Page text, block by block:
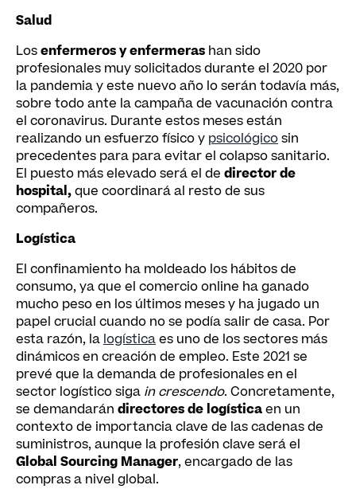
Salud
Losenfermeros y enfermeras han sido
profesionales muy solicitados durante el 2020 por
la pandemia y este nuevo año lo serán todavía más,
sobre todo ante la campaña de vacunación contra
el coronavirus. Durante estos meses están
realizando un esfuerzo físico y psicológicosin
precedentes para para evitar el colapso sanitario.
El puesto más elevado será el de director de
hospital,que coordinará al resto de sus
compañeros.
Logística
El confinamiento ha moldeado los hábitos de
consumo, ya que el comercio online ha ganado
mucho peso en los últimos meses y ha jugado un
papel crucial cuando no se podía salir de casa. Por
esta razón, la logísticaes uno de los sectores más
dinámicos en creación de empleo. Este 2021 se
prevé que la demanda de profesionales en el
sector logístico siga in crescendo. Concretamente,
se demandarán directores de logísticaen un
contexto de importancia clave de las cadenas de
suministros, aunque la profesión clave será el
Global Sourcing Manager, encargado de las
compras a nivel global.